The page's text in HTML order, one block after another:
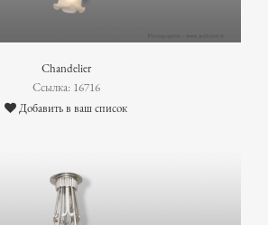
Chandelier
Ссылка: 16716
Добавить в ваш список